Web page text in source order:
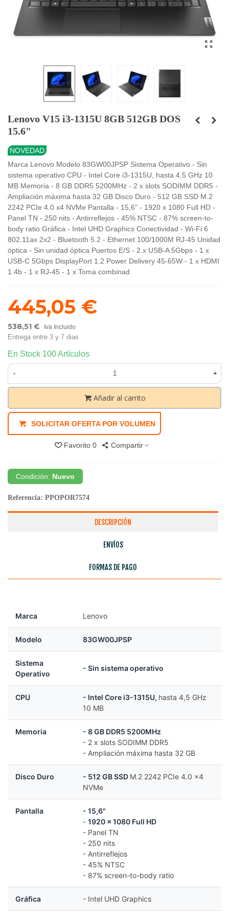
Lenovo V15 i3-1315U 8GB 512GB DOS
15.6"
NOVEDAD
Marca Lenovo Modelo 83GW00JPSP Sistema Operativo - Sin
sistema operativo CPU - Intel Core i3-1315U, hasta 4,5 GHz 10
MB Memoria - 8 GB DDR5 5200MHz - 2 x slots SODIMM DDR5 -
Ampliación máxima hasta 32 GB Disco Duro - 512 GB SSD M.2
2242 PCIe 4.0 x4 NVMe Pantalla - 15,6" - 1920 x 1080 Full HD -
Panel TN - 250 nits - Antirreflejos - 45% NTSC - 87% screen-to-
body ratio Gráfica - Intel UHD Graphics Conectividad - Wi-Fi 6
802.11ax 2x2 - Bluetooth 5.2 - Ethernet 100/1000M RJ-45 Unidad
óptica - Sin unidad óptica Puertos E/S - 2 x USB-A 5Gbps - 1 x
USB-C 5Gbps DisplayPort 1.2 Power Delivery 45-65W - 1 x HDMI
1.4b - 1 x RJ-45 - 1 x Toma combinad
445,05 €
538,51 € Iva Incluido
Entrega entre 3 y 7 dias
En Stock 100 Artículos
- +
Añadir al carrito
SOLICITAR OFERTA POR VOLUMEN
Favorito 0 Compartir
Condición: Nuevo
Referencia: PPOPOR7574
DESCRIPCIÓN
ENVÍOS
FORMAS DE PAGO
Marca Lenovo
Modelo 83GW00JPSP
Sistema
Operativo
- Sin sistema operativo
CPU - Intel Core i3-1315U, hasta 4,5 GHz
10 MB
Memoria
- 8 GB DDR5 5200MHz
- 2 x slots SODIMM DDR5
- Ampliación máxima hasta 32 GB
Disco Duro - 512 GB SSD M.2 2242 PCIe 4.0 x4
NVMe
Pantalla
- 15,6"
- 1920 x 1080 Full HD
- Panel TN
- 250 nits
- Antirreflejos
- 45% NTSC
- 87% screen-to-body ratio
Gráfica - Intel UHD Graphics